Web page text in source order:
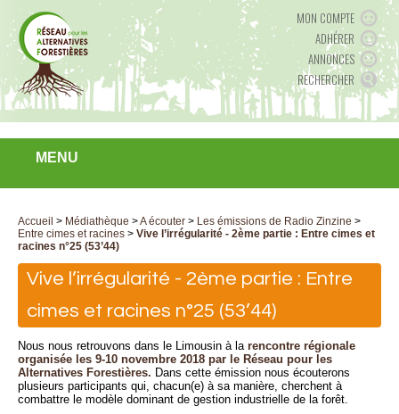
MON COMPTE
ADHÉRER
ANNONCES
RECHERCHER
MENU
Accueil > Médiathèque >A écouter > Les émissions de Radio Zinzine >
Entre cimes et racines > Vive l’irrégularité - 2ème partie : Entre cimes et
racines n°25 (53’44)
Vive l’irrégularité - 2ème partie : Entre
cimes et racines n°25 (53’44)
Nous nous retrouvons dans le Limousin à la rencontre régionale
organisée les 9-10 novembre 2018 par le Réseau pour les
Alternatives Forestières. Dans cette émission nous écouterons
plusieurs participants qui, chacun(e) à sa manière, cherchent à
combattre le modèle dominant de gestion industrielle de la forêt.